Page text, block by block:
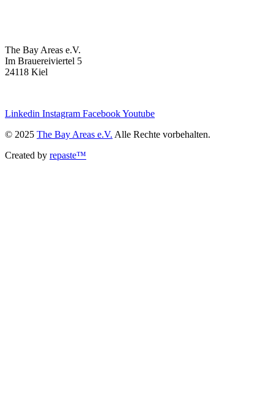
The Bay Areas e.V.
Im Brauereiviertel 5
24118 Kiel
Linkedin Instagram FacebookYoutube
© 2025 The Bay Areas e.V. Alle Rechte vorbehalten.
Created by repaste™